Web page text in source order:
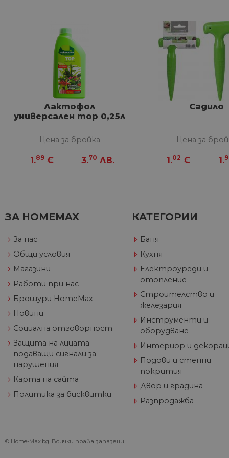
Лактофол
универсален тор 0,25л
Цена за бройка
1.89 € 3.70 ЛВ.
Садило
Цена за
1.02 € 1.
ЗА HOMEMAX
За нас
Общи условия
Магазини
Работи при нас
Брошури HomeMax
Новини
Социална отговорност
Защита на лицата
подаващи сигнали за
нарушения
Карта на сайта
Политика за бисквитки
КАТЕГОРИИ
Баня
Кухня
Електроуреди и
отопление
Строителство и
железария
Инструменти и
оборудване
Интериор и
Подови и стенни
покрития
Двор и градина
Разпродажба
© Home-Max.bg. Всички права запазени.
Строго
Строго необходимите
акаунта. Уебсайтът не
Име
__cf_bm
G_ENABLED_IDPS
Име
__utmc
Име
YSC
VISITOR_INFO1_LIVE
test_cookie
Име
Име
__Secure-ROLLOUT_TOKEN